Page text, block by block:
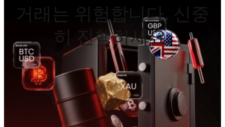
거래는 위험합니다. 신중
히 진행하세요.